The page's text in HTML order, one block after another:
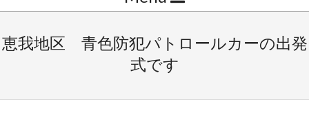
会
社
Navigation
恵我地区 青色防犯パトロールカーの出発
式です